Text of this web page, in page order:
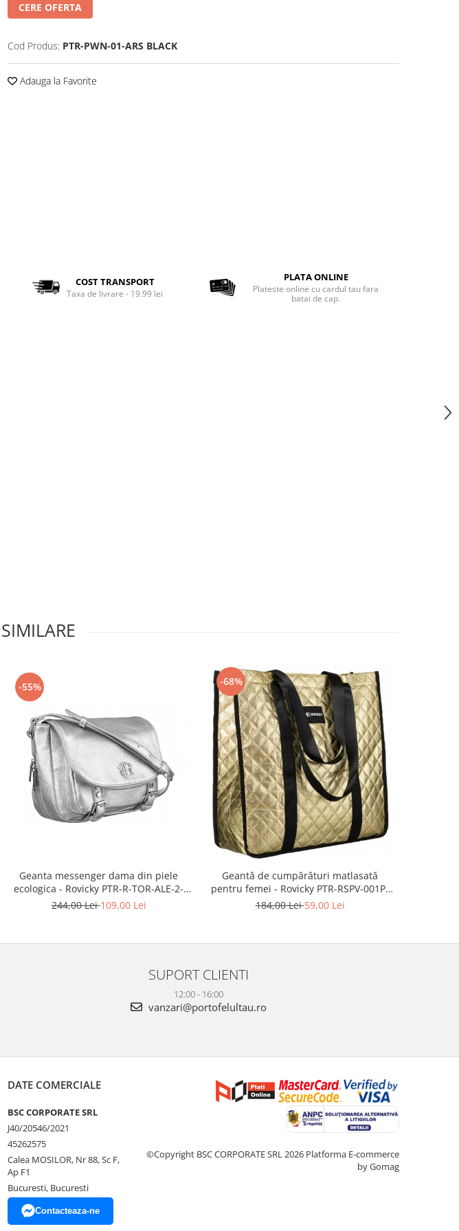
CERE OFERTA
Cod Produs: PTR-PWN-01-ARS BLACK
Adauga la Favorite
COST TRANSPORT
Taxa de livrare - 19.99 lei
PLATA ONLINE
Plateste online cu cardul tau fara
batai de cap.
-55%
Geanta messenger dama din piele
ecologica - Rovicky PTR-R-TOR-ALE-2-
3776 SIL
244,00 Lei109,00 Lei
-68%
Geantă de cumpărături matlasată
pentru femei - Rovicky PTR-RSPV-001P-
5277 GOLD
184,00 Lei59,00 Lei
SUPORT CLIENTI
12:00 - 16:00
vanzari@portofelultau.ro
DATE COMERCIALE
BSC CORPORATE SRL
J40/20546/2021
45262575
Calea MOSILOR, Nr 88, Sc F,
Ap F1
Bucuresti, Bucuresti
Contacteaza-ne
©Copyright BSC CORPORATE SRL 2026 Platforma E-commerce
by Gomag